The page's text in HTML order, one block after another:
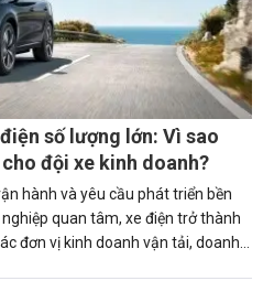
số lượng lớn: Vì sao
đội xe kinh doanh?
hành và yêu cầu phát triển bền
quan tâm, xe điện trở thành
đơn vị kinh doanh vận tải, doanh